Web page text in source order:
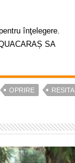
înţelegere.
SA
OPRIRE RESITA